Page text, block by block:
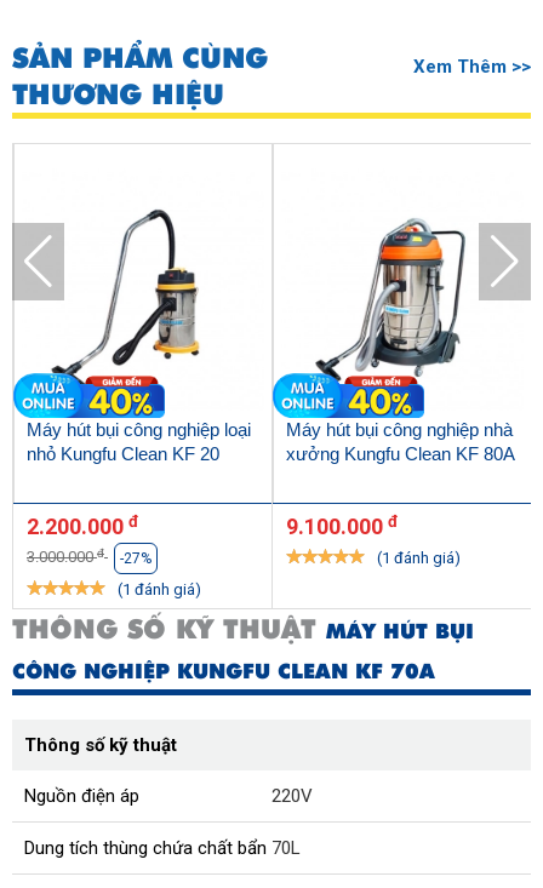
SẢN PHẨM CÙNG
THƯƠNG HIỆU
Xem Thêm >>
Máy hút bụi công nghiệp loại
nhỏ Kungfu Clean KF 20
2.200.000 đ
3.000.000đ -27%
(1 đánh giá)
Máy hút bụi công nghiệp nhà
xưởng Kungfu Clean KF 80A
9.100.000 đ
(1 đánh giá)
THÔNG SỐ KỸ THUẬT MÁY HÚT BỤI
CÔNG NGHIỆP KUNGFU CLEAN KF 70A
Thông số kỹ thuật
Nguồn điện áp 220V
Dung tích thùng chứa chất bẩn 70L